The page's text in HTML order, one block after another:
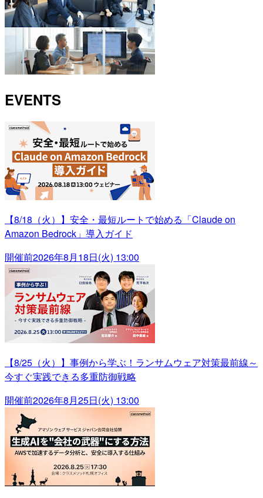
EVENTS
【8/18（火）】安全・最短ルートで始める「Claude on
Amazon Bedrock」導入ガイド
開催前2026年8月18日(火) 13:00
【8/25（火）】事例から学ぶ！ランサムウェア対策最前線～
今すぐ実践できる多重防御戦略
開催前2026年8月25日(火) 13:00